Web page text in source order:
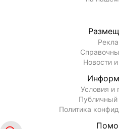
Новости и
Условия и
Публичный
Политика